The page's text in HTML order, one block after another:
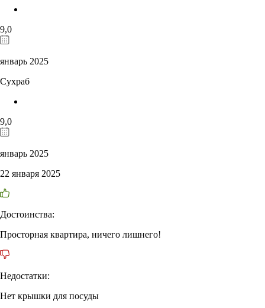
9,0
январь 2025
Сухраб
9,0
январь 2025
22 января 2025
Достоинства:
Просторная квартира, ничего лишнего!
Недостатки:
Нет крышки для посуды